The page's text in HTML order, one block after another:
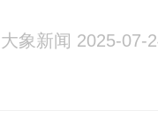
大象新闻 2025-07-